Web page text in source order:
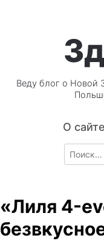
Веду блог о Новой
О сайте
Search
for:
«Лиля 4-